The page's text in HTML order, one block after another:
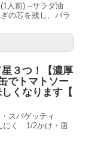
人前) --サラダ油
の芯を残し、バラ
３つ！【濃厚
でトマトソー
くなります【
スパゲッティ
にく 1/2かけ・唐